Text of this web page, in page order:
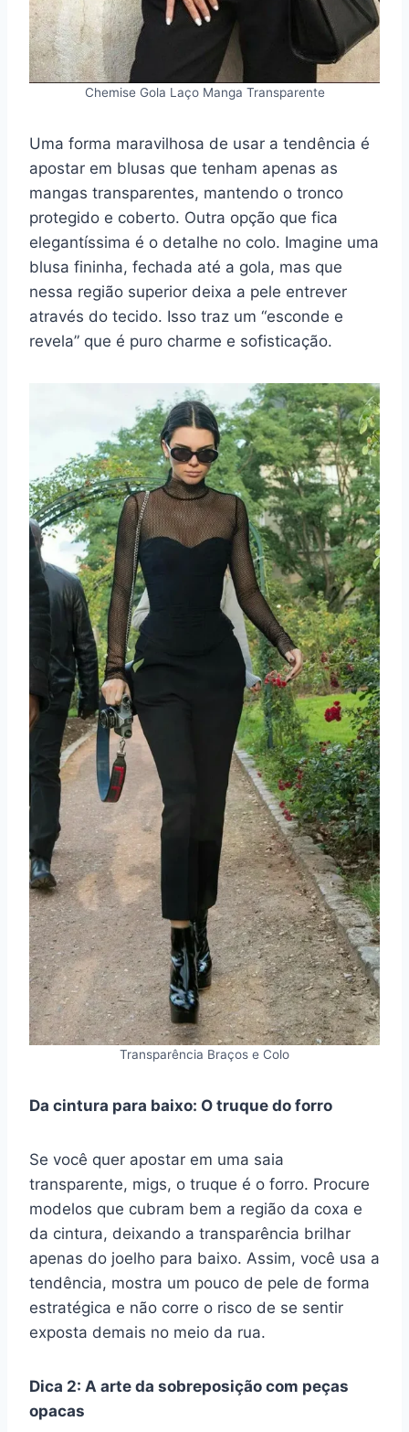
Chemise Gola Laço Manga Transparente
Uma forma maravilhosa de usar a tendência é
apostar em blusas que tenham apenas as
mangas transparentes, mantendo o tronco
protegido e coberto. Outra opção que fica
elegantíssima é o detalhe no colo. Imagine uma
blusa fininha, fechada até a gola, mas que
nessa região superior deixa a pele entrever
através do tecido. Isso traz um “esconde e
revela” que é puro charme e sofisticação.
Transparência Braços e Colo
Da cintura para baixo: O truque do forro
Se você quer apostar em uma saia
transparente, migs, o truque é o forro. Procure
modelos que cubram bem a região da coxa e
da cintura, deixando a transparência brilhar
apenas do joelho para baixo. Assim, você usa a
tendência, mostra um pouco de pele de forma
estratégica e não corre o risco de se sentir
exposta demais no meio da rua.
Dica 2: A arte da sobreposição com peças
opacas